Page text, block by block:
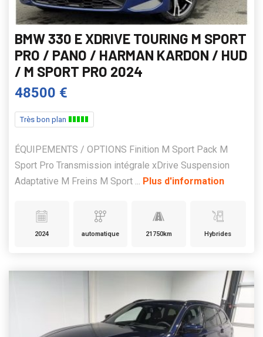
BMW 330 E XDRIVE TOURING M SPORT
PRO / PANO / HARMAN KARDON / HUD
/ M SPORT PRO 2024
48500 €
Très bon plan
ÉQUIPEMENTS / OPTIONS Finition M Sport Pack M
Sport Pro Transmission intégrale xDrive Suspension
Adaptative M Freins M Sport ... Plus d'information
2024 automatique 21750km Hybrides